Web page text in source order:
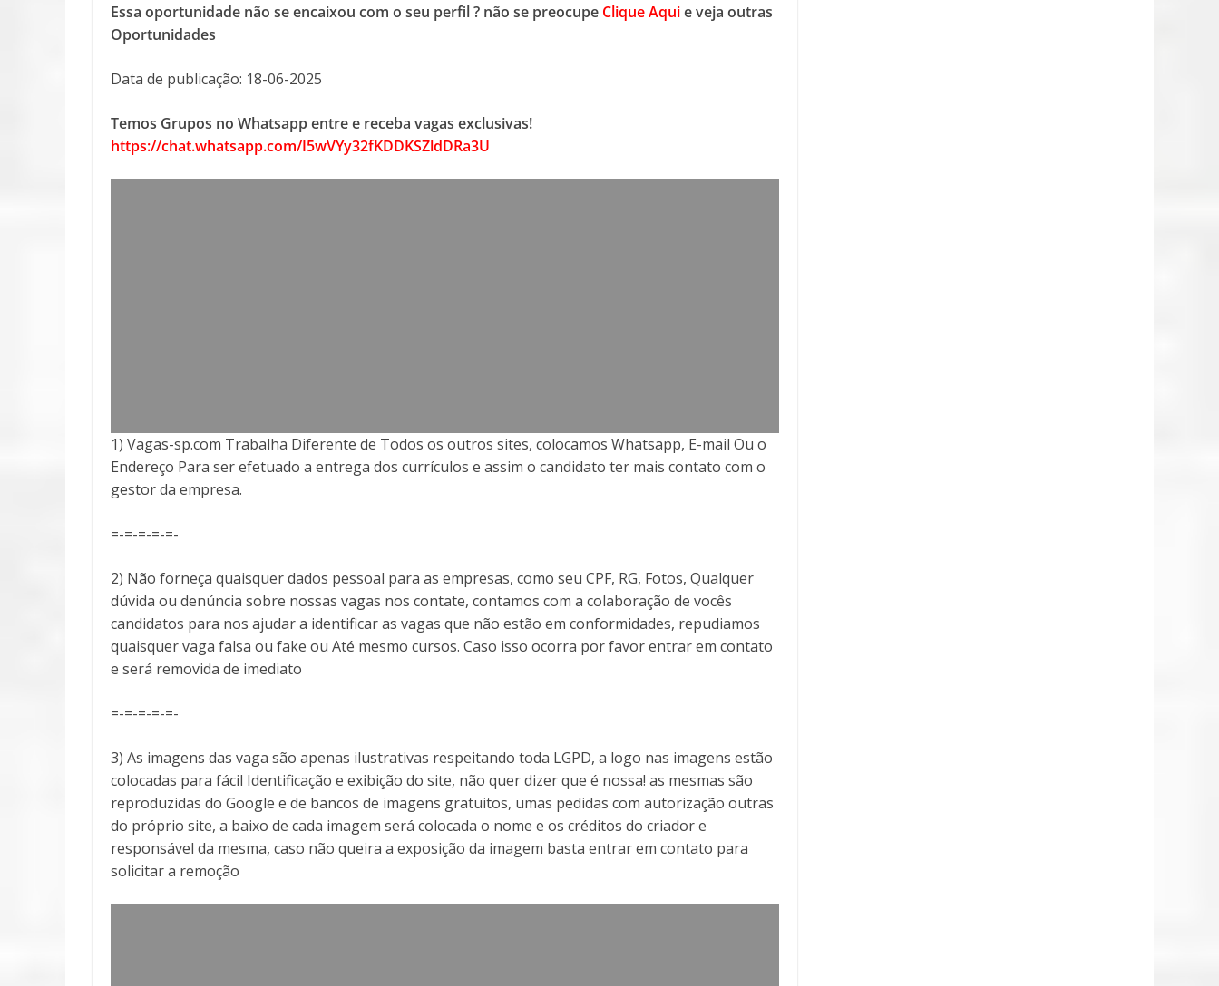
Essa oportunidade não se encaixou com o seu perfil ? não se preocupe Clique Aquie veja outras
Oportunidades
Data de publicação: 18-06-2025
Temos Grupos no Whatsapp entre e receba vagas exclusivas!
https://chat.whatsapp.com/I5wVYy32fKDDKSZldDRa3U
1) Vagas-sp.com Trabalha Diferente de Todos os outros sites, colocamos Whatsapp, E-mail Ou o
Endereço Para ser efetuado a entrega dos currículos e assim o candidato ter mais contato com o
gestor da empresa.
=-=-=-=-=-
2) Não forneça quaisquer dados pessoal para as empresas, como seu CPF, RG, Fotos, Qualquer
dúvida ou denúncia sobre nossas vagas nos contate, contamos com a colaboração de vocês
candidatos para nos ajudar a identificar as vagas que não estão em conformidades, repudiamos
quaisquer vaga falsa ou fake ou Até mesmo cursos. Caso isso ocorra por favor entrar em contato
e será removida de imediato
=-=-=-=-=-
3) As imagens das vaga são apenas ilustrativas respeitando toda LGPD, a logo nas imagens estão
colocadas para fácil Identificação e exibição do site, não quer dizer que é nossa! as mesmas são
reproduzidas do Google e de bancos de imagens gratuitos, umas pedidas com autorização outras
do próprio site, a baixo de cada imagem será colocada o nome e os créditos do criador e
responsável da mesma, caso não queira a exposição da imagem basta entrar em contato para
solicitar a remoção